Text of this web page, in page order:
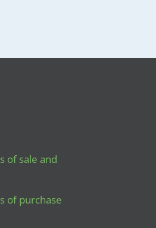
of sale and
of purchase